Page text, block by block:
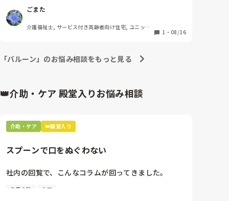
介護職がやっていたけど、やっぱりいけなかったん
だ…でも、依然として気付いたときに今もやってるん
だろうな……
ごまた
介護福祉士, サービス付き高齢者向け住宅, ユニット
1 ・ 08/16
「バルーン」のお悩み相談をもっと見る
👑介助・ケア 殿堂入りお悩み相談
介助・ケア 👑殿堂入り
スプーンで口をぬぐわない
社内の回覧で、こんなコラムが回ってきました。
[スプーンで口をぬぐわない]
食事介助 ケア